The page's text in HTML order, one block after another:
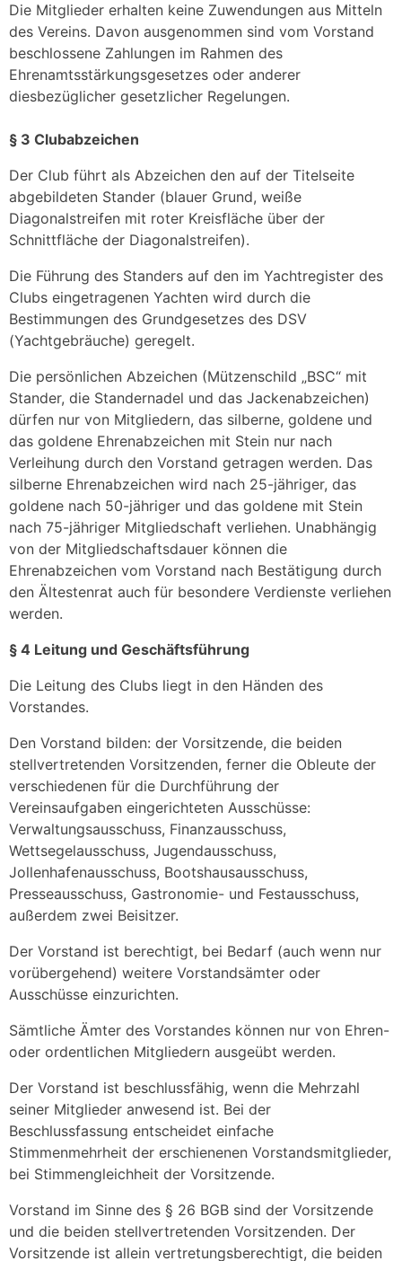
Die Mitglieder erhalten keine Zuwendungen aus Mitteln
des Vereins. Davon ausgenommen sind vom Vorstand
beschlossene Zahlungen im Rahmen des
Ehrenamtsstärkungsgesetzes oder anderer
diesbezüglicher gesetzlicher Regelungen.
§ 3 Clubabzeichen
Der Club führt als Abzeichen den auf der Titelseite
abgebildeten Stander (blauer Grund, weiße
Diagonalstreifen mit roter Kreisfläche über der
Schnittfläche der Diagonalstreifen).
Die Führung des Standers auf den im Yachtregister des
Clubs eingetragenen Yachten wird durch die
Bestimmungen des Grundgesetzes des DSV
(Yachtgebräuche) geregelt.
Die persönlichen Abzeichen (Mützenschild „BSC“ mit
Stander, die Standernadel und das Jackenabzeichen)
dürfen nur von Mitgliedern, das silberne, goldene und
das goldene Ehrenabzeichen mit Stein nur nach
Verleihung durch den Vorstand getragen werden. Das
silberne Ehrenabzeichen wird nach 25-jähriger, das
goldene nach 50-jähriger und das goldene mit Stein
nach 75-jähriger Mitgliedschaft verliehen. Unabhängig
von der Mitgliedschaftsdauer können die
Ehrenabzeichen vom Vorstand nach Bestätigung durch
den Ältestenrat auch für besondere Verdienste verliehen
werden.
§ 4 Leitung und Geschäftsführung
Die Leitung des Clubs liegt in den Händen des
Vorstandes.
Den Vorstand bilden: der Vorsitzende, die beiden
stellvertretenden Vorsitzenden, ferner die Obleute der
verschiedenen für die Durchführung der
Vereinsaufgaben eingerichteten Ausschüsse:
Verwaltungsausschuss, Finanzausschuss,
Wettsegelausschuss, Jugendausschuss,
Jollenhafenausschuss, Bootshausausschuss,
Presseausschuss, Gastronomie- und Festausschuss,
außerdem zwei Beisitzer.
Der Vorstand ist berechtigt, bei Bedarf (auch wenn nur
vorübergehend) weitere Vorstandsämter oder
Ausschüsse einzurichten.
Sämtliche Ämter des Vorstandes können nur von Ehren-
oder ordentlichen Mitgliedern ausgeübt werden.
Der Vorstand ist beschlussfähig, wenn die Mehrzahl
seiner Mitglieder anwesend ist. Bei der
Beschlussfassung entscheidet einfache
Stimmenmehrheit der erschienenen Vorstandsmitglieder,
bei Stimmengleichheit der Vorsitzende.
Vorstand im Sinne des § 26 BGB sind der Vorsitzende
und die beiden stellvertretenden Vorsitzenden. Der
Vorsitzende ist allein vertretungsberechtigt, die beiden